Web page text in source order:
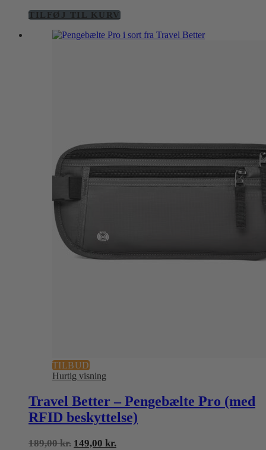
TILFØJ TIL KURV
TILBUD
Hurtig visning
Travel Better – Pengebælte Pro (med
RFID beskyttelse)
189,00kr. Den
149,00 kr.